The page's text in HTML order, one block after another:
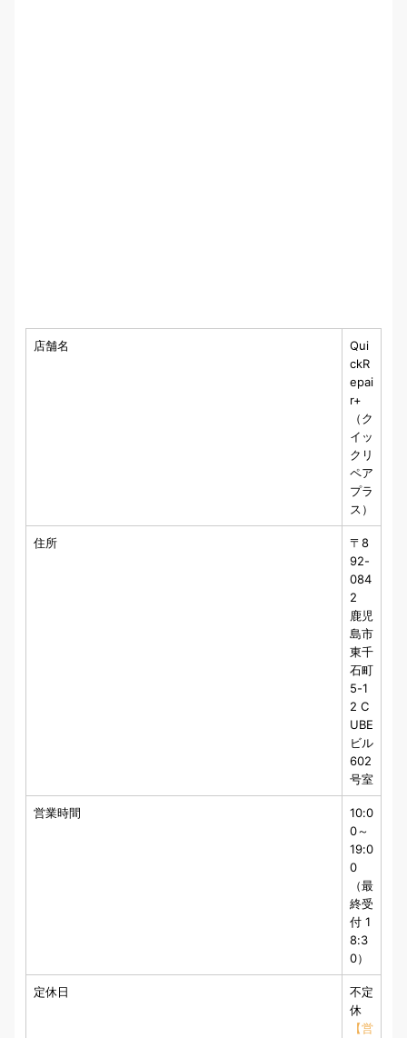
店舗名
Qui
ckR
epai
r+
（ク
イッ
クリ
ペア
プラ
ス）
住所
〒8
92-
084
2
鹿児
島市
東千
石町
5-1
2 C
UBE
ビル
602
号室
営業時間
10:0
0～
19:0
0
（最
終受
付 1
8:3
0）
定休日
不定
休
【営